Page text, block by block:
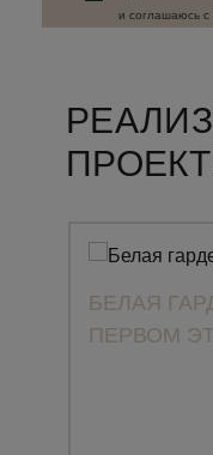
и соглашаюсь c
БЕЛАЯ
ПЕРВОМ